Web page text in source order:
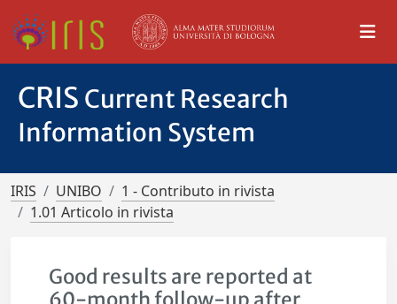
CRIS Current Research
Information System
IRIS UNIBO
1 - Contributo in rivista
1.01 Articolo in rivista
Good results are reported at